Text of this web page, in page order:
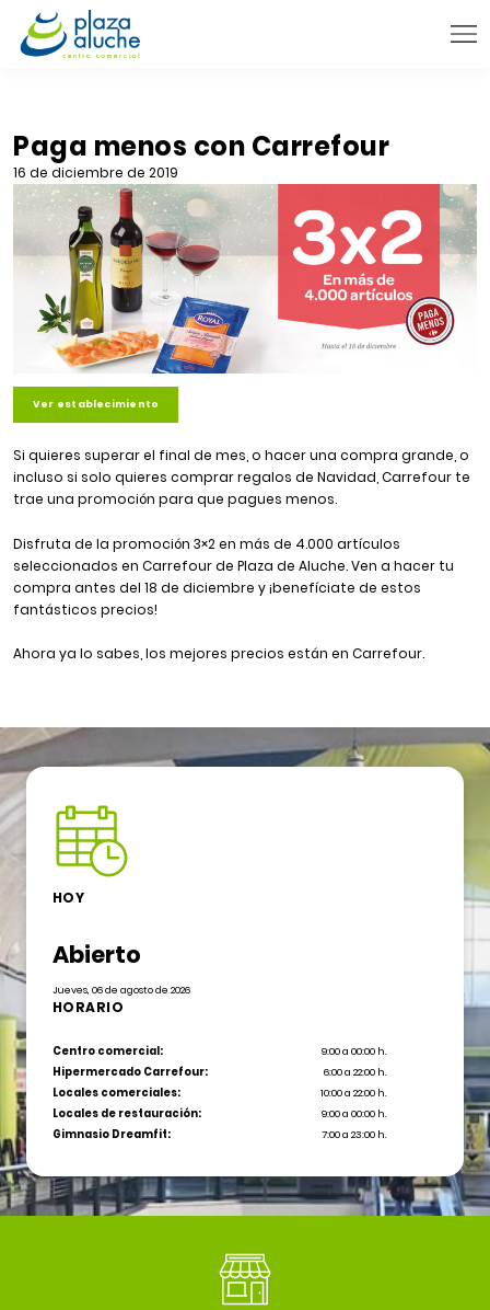
TIENDAS
VENTA TELEFÓNICA
NOVEDADES
BLOG
CONTACTO
Paga menos con Carrefour
16 de diciembre de 2019
Ver establecimiento
Si quieres superar el final de mes, o hacer una compra grande, o
incluso si solo quieres comprar regalos de Navidad, Carrefour te
trae una promoción para que pagues menos.
Disfruta de la promoción 3×2 en más de 4.000 artículos
seleccionados en Carrefour de Plaza de Aluche. Ven a hacer tu
compra antes del 18 de diciembre y ¡benefíciate de estos
fantásticos precios!
Ahora ya lo sabes, los mejores precios están en Carrefour.
HOY
Abierto
Jueves, 06 de agosto de 2026
HORARIO
Centro comercial:
9:00 a 00:00 h.
Hipermercado Carrefour:
6:00 a 22:00 h.
Locales comerciales:
10:00 a 22:00 h.
Locales de restauración:
9:00 a 00:00 h.
Gimnasio Dreamfit:
7:00 a 23:00 h.